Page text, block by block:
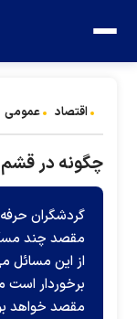
اقتصاد عمومی
چگونه در قشم
گردشگران
مقصد چند
از این مسائل
برخوردار
مقصد خواهد